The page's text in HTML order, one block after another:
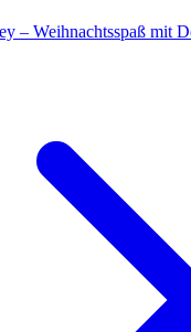
‒ Weihnachtsspaß mit